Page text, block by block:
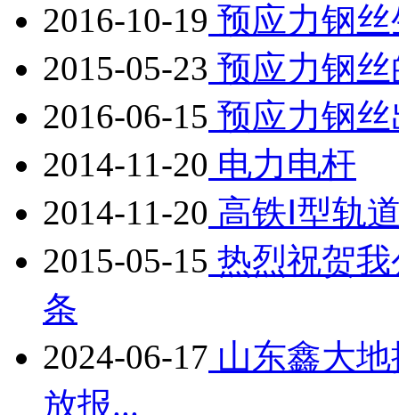
2016-10-19 预应力钢
2015-05-23 预应力钢
2016-06-15 预应力钢
2014-11-20 电力电杆
2014-11-20 高铁Ⅰ型轨
2015-05-15 热烈祝贺
条
2024-06-17 山东鑫大
放报...